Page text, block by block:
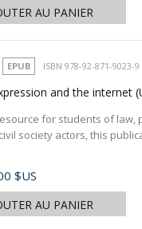
AU PANIER
EPUB ISBN 978-92-871-9023-9
and the internet
for students of
society actors, this
$US
AU PANIER